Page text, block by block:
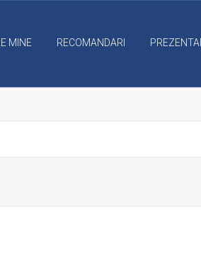
MINE RECOMANDARI